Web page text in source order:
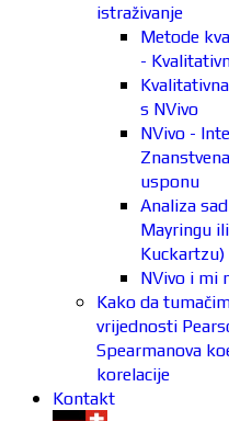
istraživanje
Metode
-
s NVivo
NVivo -
usponu
Analiza
Mayringu
Kuckartzu)
NVivo i mi
Kako da
vrijednosti
Spearmanova
korelacije
Kontakt